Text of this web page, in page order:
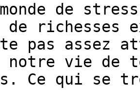
de
richesses
pas assez
vie de
Ce qui se